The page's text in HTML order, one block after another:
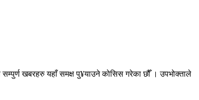
सम्पुर्ण खबरहरु यहाँ समक्ष पु¥याउने कोसिस गरेका छौँ । उपभोक्ताले